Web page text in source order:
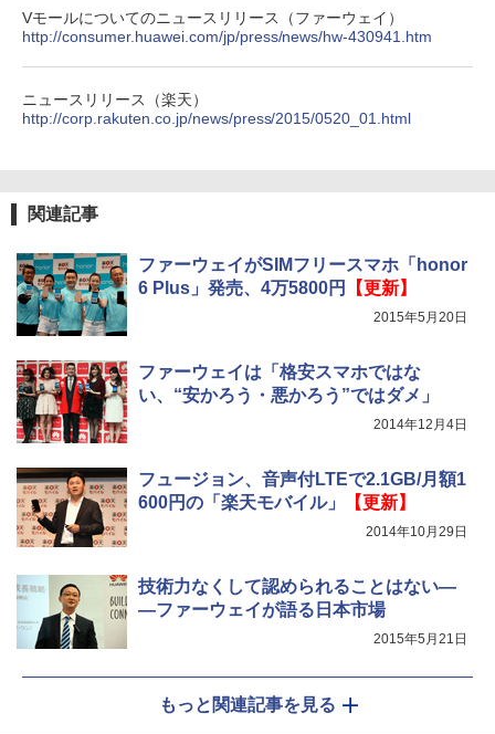
Vモールについてのニュースリリース（ファーウェイ）
http://consumer.huawei.com/jp/press/news/hw-430941.htm
ニュースリリース（楽天）
http://corp.rakuten.co.jp/news/press/2015/0520_01.html
関連記事
ファーウェイがSIMフリースマホ「honor
6 Plus」発売、4万5800円
【更新】
2015年5月20日
ファーウェイは「格安スマホではな
い、“安かろう・悪かろう”ではダメ」
2014年12月4日
フュージョン、音声付LTEで2.1GB/月額1
600円の「楽天モバイル」
【更新】
2014年10月29日
技術力なくして認められることはない―
―ファーウェイが語る日本市場
2015年5月21日
もっと関連記事を見る